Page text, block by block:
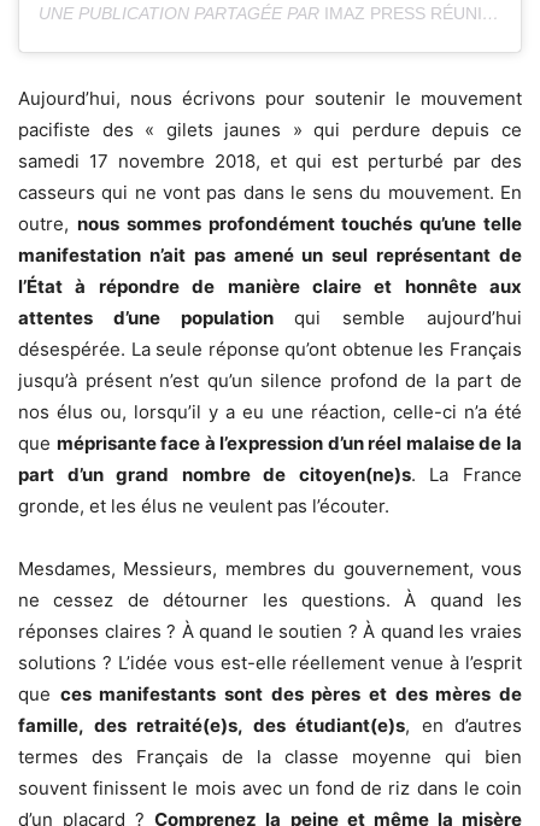
UNE PUBLICATION PARTAGÉE PAR IMAZ PRESS RÉUNION
Aujourd’hui, nous écrivons pour soutenir le mouvement
pacifiste des « gilets jaunes » qui perdure depuis ce
samedi 17 novembre 2018, et qui est perturbé par des
casseurs qui ne vont pas dans le sens du mouvement. En
outre, nous sommes profondément touchés qu’une telle
manifestation n’ait pas amené un seul représentant de
l’État à répondre de manière claire et honnête aux
attentes d’une populationqui semble aujourd’hui
désespérée. La seule réponse qu’ont obtenue les Français
jusqu’à présent n’est qu’un silence profond de la part de
nos élus ou, lorsqu’il y a eu une réaction, celle-ci n’a été
que méprisante face à l’expression d’un réel malaise de la
part d’un grand nombre de citoyen(ne)s. La France
gronde, et les élus ne veulent pas l’écouter.
Mesdames, Messieurs, membres du gouvernement, vous
ne cessez de détourner les questions. À quand les
réponses claires ? À quand le soutien ? À quand les vraies
solutions ? L’idée vous est-elle réellement venue à l’esprit
que ces manifestants sont des pères et des mères de
famille, des retraité(e)s, des étudiant(e)s, en d’autres
termes des Français de la classe moyenne qui bien
souvent finissent le mois avec un fond de riz dans le coin
d’un placard ?Comprenez la peine et même la misère